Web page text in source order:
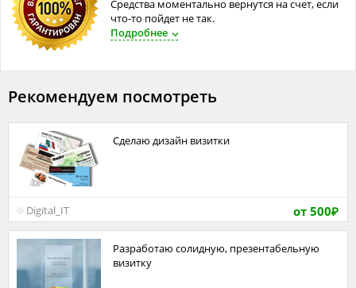
Средства моментально вернутся на счет, если
что-то пойдет не так.
Подробнее
Рекомендуем посмотреть
Сделаю дизайн визитки
от 500₽
Digital_IT
Разработаю солидную, презентабельную
визитку